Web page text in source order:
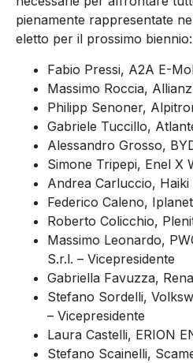
pienamente rappresentate
eletto per il prossimo biennio:
Fabio Pressi, A2A E-
Massimo Roccia,
Philipp Senoner,
Gabriele Tuccillo,
Alessandro Grosso,
Simone Tripepi, Enel X
Andrea Carluccio, Haiki
Federico Caleno,
Roberto Colicchio,
Massimo Leonardo,
S.r.l. – Vicepresidente
Gabriella Favuzza,
Stefano Sordelli,
– Vicepresidente
Laura Castelli, ERION
Stefano Scainelli,